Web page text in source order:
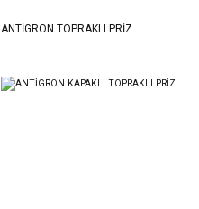
ANTİGRON TOPRAKLI PRİZ